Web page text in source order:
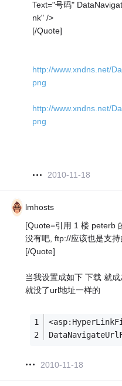
Text="号码"
nk" />
[/Quote]
http://www.xndns.net/
png
http://www.xndns.net/
png
2010-11-18
lmhosts
[Quote=引用 1 楼 peterb
没有吧, ftp://应该也是支持
[/Quote]
当我设置成如下 下载 就
就没了url地址一样的
2010-11-18